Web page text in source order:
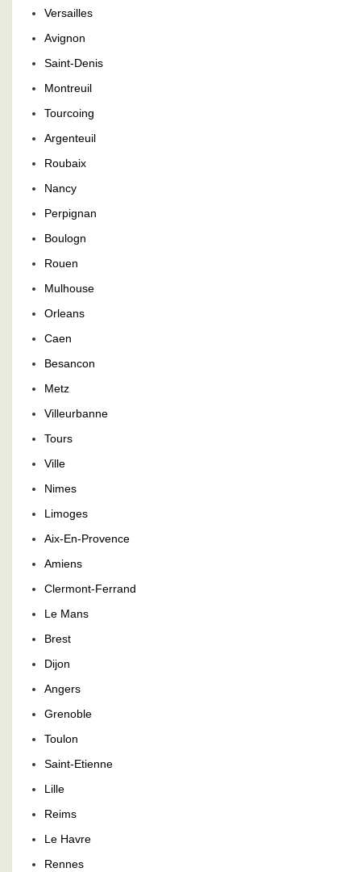
Versailles
Avignon
Saint-Denis
Montreuil
Tourcoing
Argenteuil
Roubaix
Nancy
Perpignan
Boulogn
Rouen
Mulhouse
Orleans
Caen
Besancon
Metz
Villeurbanne
Tours
Ville
Nimes
Limoges
Aix-En-Provence
Amiens
Clermont-Ferrand
Le Mans
Brest
Dijon
Angers
Grenoble
Toulon
Saint-Etienne
Lille
Reims
Le Havre
Rennes